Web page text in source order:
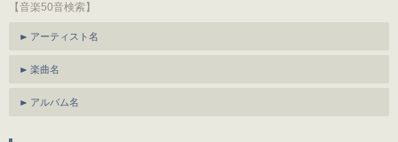
【音楽50音検索】
アーティスト名
楽曲名
アルバム名